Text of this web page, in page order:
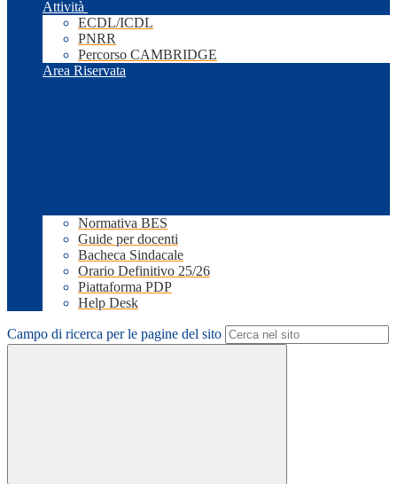
Attività
ECDL/ICDL
PNRR
Percorso CAMBRIDGE
Area Riservata
Normativa BES
Guide per docenti
Bacheca Sindacale
Orario Definitivo 25/26
Piattaforma PDP
Help Desk
Campo di ricerca per le pagine del sito